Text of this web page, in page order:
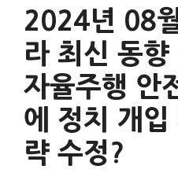
2024년 08
라 최신 동
자율주행 안
에 정치 개입
략 수정?